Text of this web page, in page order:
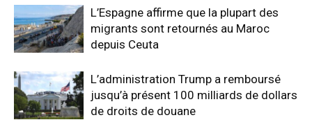
L’Espagne affirme que la plupart des
migrants sont retournés au Maroc
depuis Ceuta
L’administration Trump a remboursé
jusqu’à présent 100 milliards de dollars
de droits de douane